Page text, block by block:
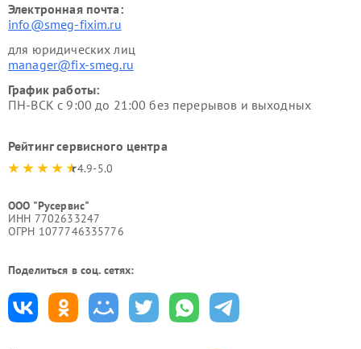
Электронная почта:
info@smeg-fixim.ru
для юридических лиц
manager@fix-smeg.ru
График работы:
ПН-ВСК с 9:00 до 21:00 без перерывов и выходных
Рейтинг сервисного центра
4.9-5.0
ООО "Русервис"
ИНН 7702633247
ОГРН 1077746335776
Поделиться в соц. сетях: